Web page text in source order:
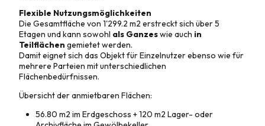
Flexible Nutzungsmöglichkeiten
Die Gesamtfläche von 1'299.2 m2 erstreckt sich über 5
Etagen und kann sowohl als Ganzeswie auch in
Teilflächen gemietet werden.
Damit eignet sich das Objekt für Einzelnutzer ebenso wie für
mehrere Parteien mit unterschiedlichen
Flächenbedürfnissen.
Übersicht der anmietbaren Flächen:
56.80 m2 im Erdgeschoss + 120 m2 Lager- oder